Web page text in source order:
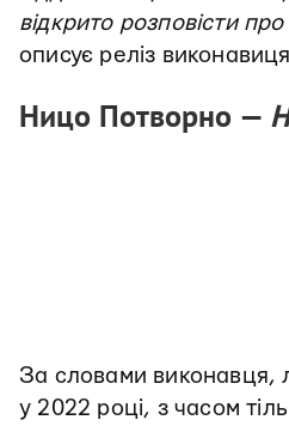
відкрито розповісти
описує реліз
Ницо Потворно —
За словами виконавця,
у 2022 році, з часом